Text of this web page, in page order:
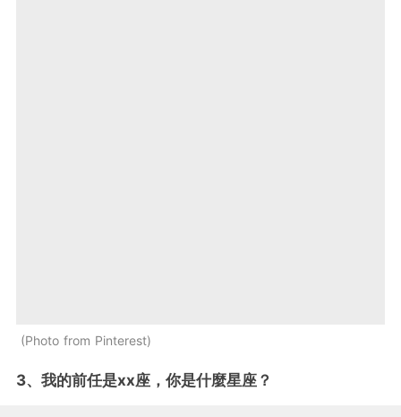
Photo from Pinterest
3、我的前任是xx座，你是什麼星座？